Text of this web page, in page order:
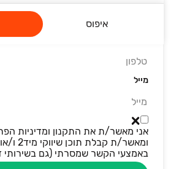
איפוס
מייל
אני מאשר/ת את התקנון ומדיניות
ומאשר/ת
באמצעי הקשר שמסרתי (גם בשירותי